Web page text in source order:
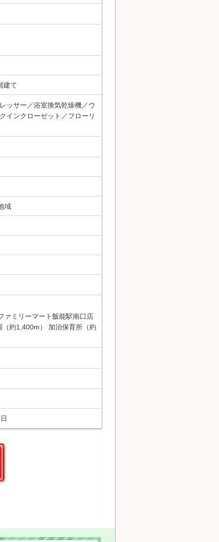
建て
ッサー／浴室換気乾燥機／ウ
インクローゼット／フローリ
域
ァミリーマート飯能駅南口店
約1,400m） 加治保育所（約